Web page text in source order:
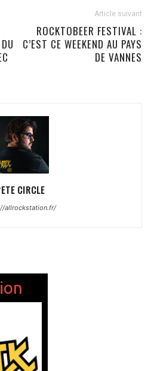
Article suivant
ROCKTOBEER FESTIVAL :
C’EST CE WEEKEND AU PAYS
DE VANNES
CIRCLE
allrockstation.fr/